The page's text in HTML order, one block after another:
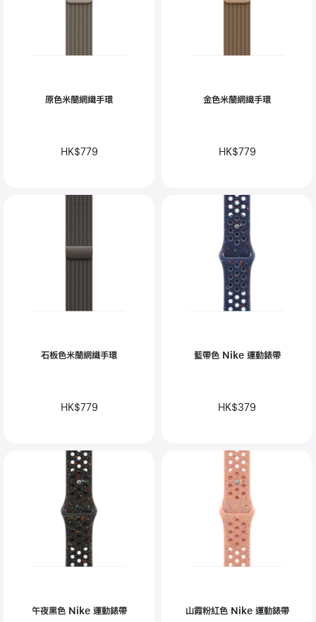
原色米蘭網織手環
HK$779
金色米蘭網織手環
HK$779
石板色米蘭網織手環
HK$779
藍帶色 Nike 運動錶帶
HK$379
午夜黑色 Nike 運動錶帶 山霞粉紅色 Nike 運動錶帶